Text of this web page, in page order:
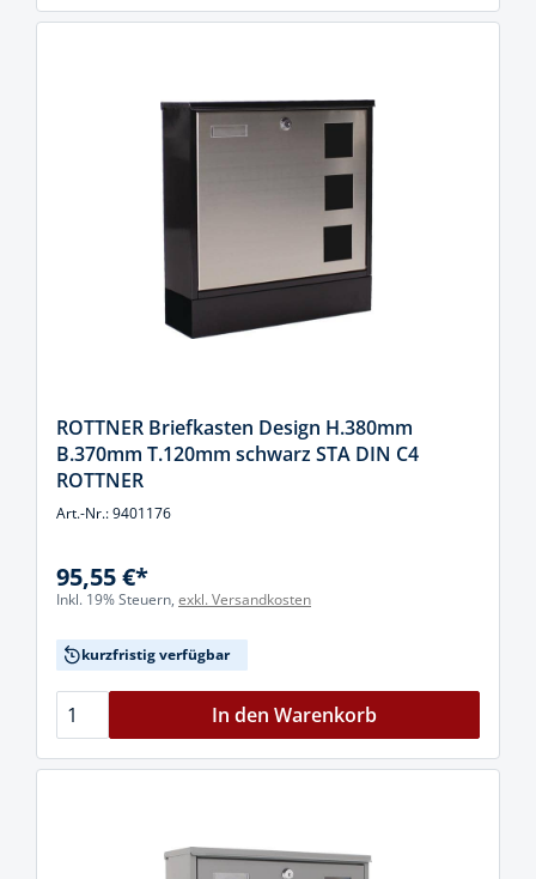
ROTTNER Briefkasten Design H.380mm
B.370mm T.120mm schwarz STA DIN C4
ROTTNER
Art.-Nr.: 9401176
95,55 €*
Inkl. 19% Steuern, exkl. Versandkosten
kurzfristig verfügbar
In den Warenkorb